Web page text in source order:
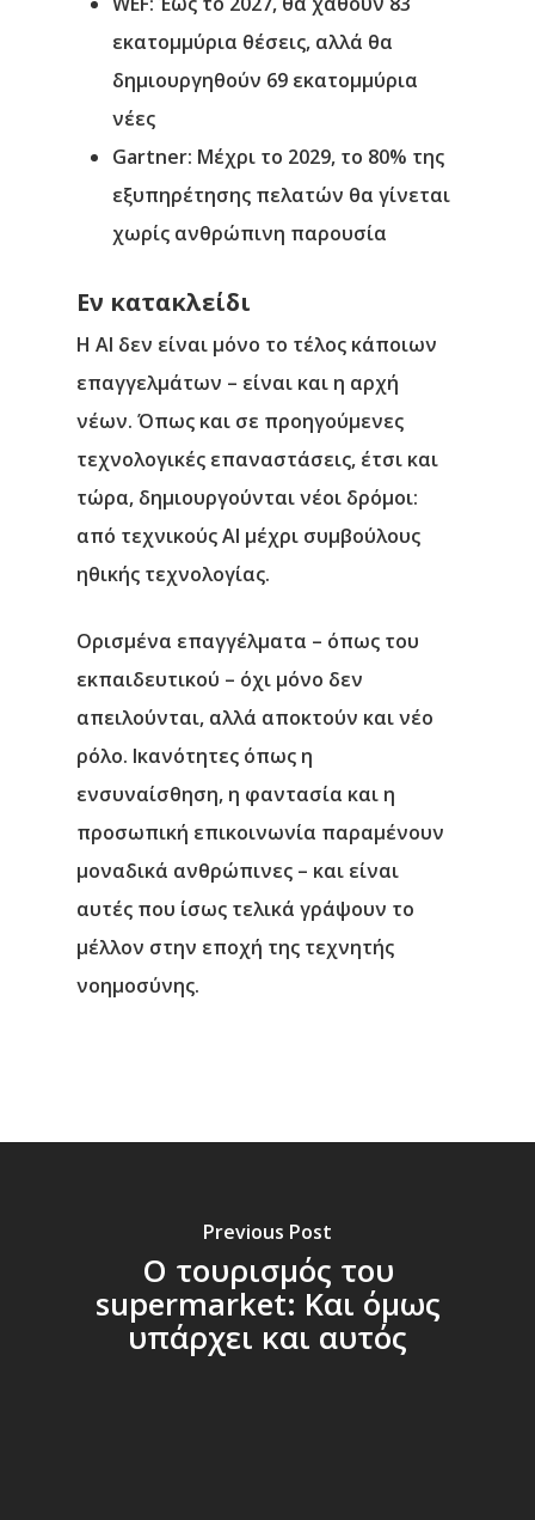
εκατομμύρια θέσεις, αλλά θα
δημιουργηθούν 69 εκατομμύρια
νέες
Gartner: Μέχρι το 2029, το 80% της
εξυπηρέτησης πελατών θα γίνεται
χωρίς ανθρώπινη παρουσία
Εν κατακλείδι
Η ΑΙ δεν είναι μόνο το τέλος κάποιων
επαγγελμάτων – είναι και η αρχή
νέων. Όπως και σε προηγούμενες
τεχνολογικές επαναστάσεις, έτσι και
τώρα, δημιουργούνται νέοι δρόμοι:
από τεχνικούς ΑΙ μέχρι συμβούλους
ηθικής τεχνολογίας.
Ορισμένα επαγγέλματα – όπως του
εκπαιδευτικού – όχι μόνο δεν
απειλούνται, αλλά αποκτούν και νέο
ρόλο. Ικανότητες όπως η
ενσυναίσθηση, η φαντασία και η
προσωπική επικοινωνία παραμένουν
μοναδικά ανθρώπινες – και είναι
αυτές που ίσως τελικά γράψουν το
μέλλον στην εποχή της τεχνητής
νοημοσύνης.
Previous Post
Ο τουρισμός του
supermarket: Και όμως
υπάρχει και αυτός